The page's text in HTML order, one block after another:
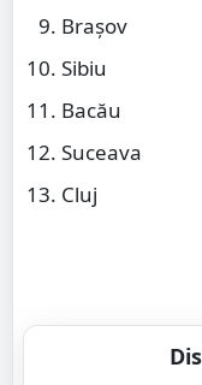
Brașov
Sibiu
Bacău
Suceava
Cluj